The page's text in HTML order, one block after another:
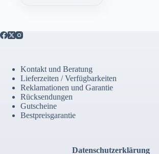
der
Produktseite
gewählt
werden
Kontakt und Beratung
Lieferzeiten / Verfügbarkeiten
Reklamationen und Garantie
Rücksendungen
Gutscheine
Bestpreisgarantie
Datenschutzerklärung